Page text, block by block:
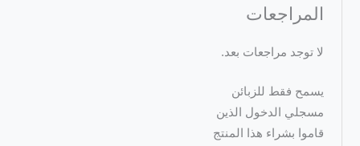
المراجعات
لا توجد مراجعات بعد.
يسمح فقط للزبائن
مسجلي الدخول الذين
قاموا بشراء هذا المنتج